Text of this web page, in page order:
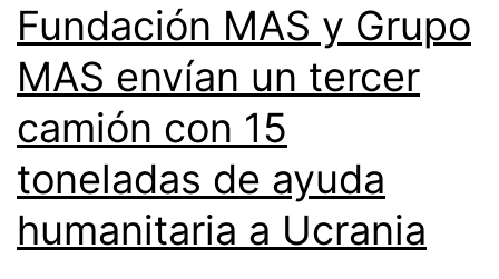
Fundación MAS y Grupo
MAS envían un tercer
camión con 15
toneladas de ayuda
humanitaria a Ucrania